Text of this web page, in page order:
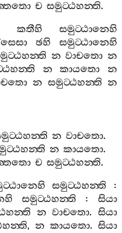
ච සමුට‍්ඨහන‍්ති.
කතීහි
සමුට‍්ඨානෙහි
ඡහි
සමුට‍්ඨානෙහි
න වාචතො න
න කායතො
න
න සමුට‍්ඨහන‍්ති න
න වාචතො.
න කායතො.
ච සමුට‍්ඨහන‍්ති.
සමුට‍්ඨහන‍්ති :
සමුට‍්ඨහන‍්ති : සියා
න වාචතො.සියා
, න කායතො.සියා